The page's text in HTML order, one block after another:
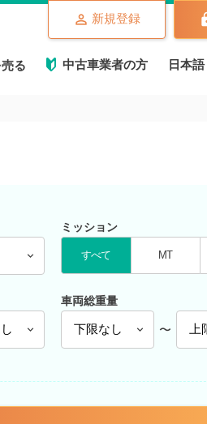
る 中古車業者の方 日本語
新規登録
ミッション
すべて MT
車両総重量
〜